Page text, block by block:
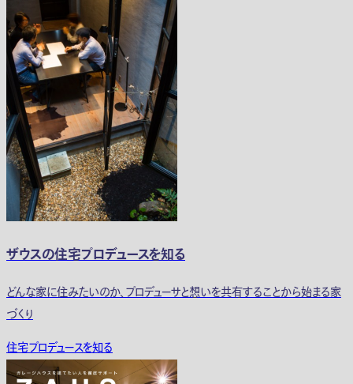
ザウスの住宅プロデュースを知る
どんな家に住みたいのか、プロデューサと想いを共有することから始まる家
づくり
住宅プロデュースを知る